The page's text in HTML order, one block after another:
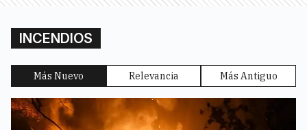
INCENDIOS
Más Nuevo Relevancia Más Antiguo